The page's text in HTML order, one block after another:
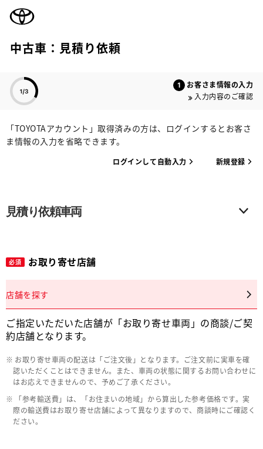
中古車：見積り依頼
お客さま情報の入力
入力内容のご確認
「TOYOTAアカウント」取得済みの方は、ログインするとお客さ
ま情報の入力を省略できます。
ログインして自動入力 新規登録
見積り依頼車両
必須 お取り寄せ店舗
店舗を探す
ご指定いただいた店舗が「お取り寄せ車両」の商談/ご契
約店舗となります。
お取り寄せ車両の配送は「ご注文後」となります。ご注文前に実車を確
認いただくことはできません。また、車両の状態に関するお問い合わせに
はお応えできませんので、予めご了承ください。
「参考輸送費」は、「お住まいの地域」から算出した参考価格です。実
際の輸送費はお取り寄せ店舗によって異なりますので、商談時にご確認く
ださい。